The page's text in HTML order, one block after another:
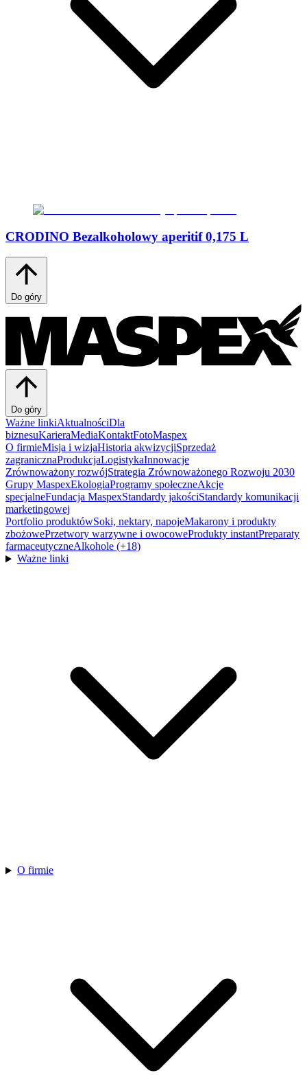
CRODINO Bezalkoholowy aperitif 0,175 L
Do góry
Do góry
Ważne linkiAktualnościDla
biznesuKarieraMediaKontaktFotoMaspex
O firmieMisja i wizjaHistoria akwizycjiSprzedaż
zagranicznaProdukcjaLogistykaInnowacje
Zrównoważony rozwójStrategia Zrównoważonego Rozwoju 2030
Grupy MaspexEkologiaProgramy społeczneAkcje
specjalneFundacja MaspexStandardy jakościStandardy komunikacji
marketingowej
Portfolio produktówSoki, nektary, napojeMakarony i produkty
zbożowePrzetwory warzywne i owocoweProdukty instantPreparaty
farmaceutyczneAlkohole (+18)
Ważne linki
O firmie